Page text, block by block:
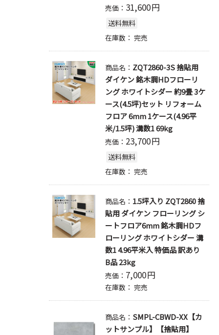
売価： 31,600円
送料無料
在庫数： 完売
商品名： ZQT2860-3S 捨貼用
ダイケン 銘木調HDフローリ
ング ホワイトシダー 約9畳 3ケ
ース(4.5坪)セット リフォーム
フロア 6mm 1ケース(4.96平
米/1.5坪) 溝数1 69kg
売価： 23,700円
送料無料
在庫数： 完売
商品名： 1.5坪入り ZQT2860 捨
貼用 ダイケン フローリング シ
ートフロア6mm 銘木調HDフ
ローリング ホワイトシダー 溝
数1 4.96平米入 特価品 訳あり
B品 23kg
売価： 7,000円
在庫数： 完売
商品名： SMPL-CBWD-XX【カ
ットサンプル】【捨貼用】